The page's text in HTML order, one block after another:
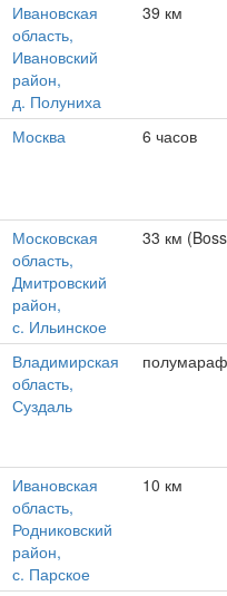
Ивановская
область,
Ивановский
район,
д. Полуниха
39 км
Москва 6 часов
Московская
область,
Дмитровский
район,
с. Ильинское
33 км
Владимирская
область,
Суздаль
Ивановская
область,
Родниковский
район,
с. Парское
10 км